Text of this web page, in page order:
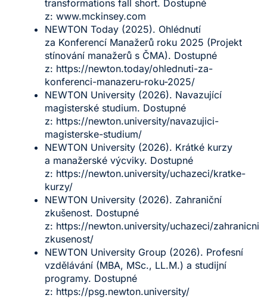
transformations fall short. Dostupné
z: www.mckinsey.com
NEWTON Today (2025). Ohlédnutí
za Konferencí Manažerů roku 2025 (Projekt
stínování manažerů s ČMA). Dostupné
z: https://newton.today/ohlednuti-za-
konferenci-manazeru-roku-2025/
NEWTON University (2026). Navazující
magisterské studium. Dostupné
z: https://newton.university/navazujici-
magisterske-studium/
NEWTON University (2026). Krátké kurzy
a manažerské výcviky. Dostupné
z: https://newton.university/uchazeci/kratke-
kurzy/
NEWTON University (2026). Zahraniční
zkušenost. Dostupné
z: https://newton.university/uchazeci/zahranicni-
zkusenost/
NEWTON University Group (2026). Profesní
vzdělávání (MBA, MSc., LL.M.) a studijní
programy. Dostupné
z: https://psg.newton.university/